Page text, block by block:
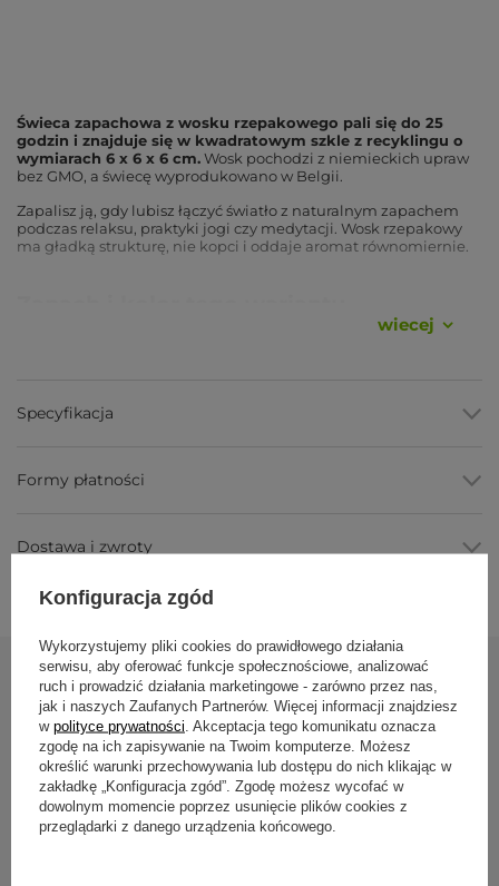
Świeca zapachowa z wosku rzepakowego pali się do 25
godzin i znajduje się w kwadratowym szkle z recyklingu o
wymiarach 6 x 6 x 6 cm.Wosk pochodzi z niemieckich upraw
bez GMO, a świecę wyprodukowano w Belgii.
Zapalisz ją, gdy lubisz łączyć światło z naturalnym zapachem
podczas relaksu, praktyki jogi czy medytacji. Wosk rzepakowy
ma gładką strukturę, nie kopci i oddaje aromat równomiernie.
wariantowi.
Zalety
Szkło z recyklingu
Naturalne olejki zapachowe
Parametry
Parametr Wartość
Materiał wosk rzepakowy + szkło z recyklingu
Zapach
wg wariantu: bergamotka i grejpfrut /
lawenda i rumianek
wiecej
Specyfikacja
Formy płatności
Dostawa i zwroty
Zobacz również
PROMOCJA
Świeca
korzenia
Konfiguracja zgód
Wykorzystujemy pliki cookies do prawidłowego działania
serwisu, aby oferować funkcje społecznościowe, analizować
ruch i prowadzić działania marketingowe - zarówno przez nas,
jak i naszych Zaufanych Partnerów. Więcej informacji znajdziesz
w polityce prywatności . Akceptacja tego komunikatu oznacza
zgodę na ich zapisywanie na Twoim komputerze. Możesz
określić warunki przechowywania lub dostępu do nich klikając w
zakładkę „Konfiguracja zgód”. Zgodę możesz wycofać w
dowolnym momencie poprzez usunięcie plików cookies z
przeglądarki z danego urządzenia końcowego.